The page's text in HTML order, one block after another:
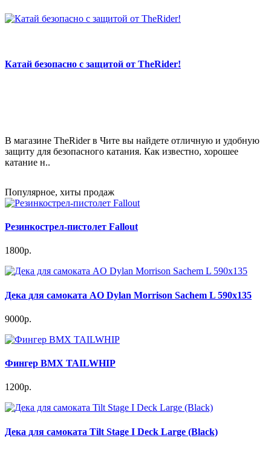
Катай безопасно с защитой от TheRider!
В магазине TheRider в Чите вы найдете отличную и удобную
защиту для безопасного катания. Как известно, хорошее
катание н..
Популярное, хиты продаж
Резинкострел-пистолет Fallout
1800р.
Дека для самоката AO Dylan Morrison Sachem L 590x135
9000р.
Фингер BMX TAILWHIP
1200р.
Дека для самоката Tilt Stage I Deck Large (Black)